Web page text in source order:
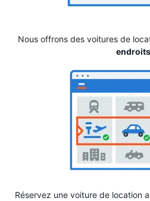
Nous offrons des voitures de
endroits
Réservez une voiture de location